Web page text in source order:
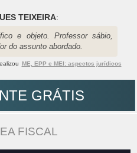
TEIXEIRA:
e objeto. Professor sábio,
do assunto abordado.
ME, EPP e MEI: aspectos jurídicos
GRÁTIS
FISCAL